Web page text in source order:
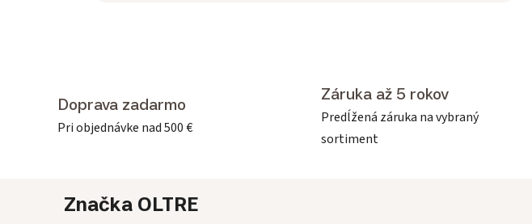
Doprava zadarmo
Pri objednávke nad 500 €
Záruka až 5 rokov
Predĺžená záruka na vybraný
sortiment
Značka OLTRE